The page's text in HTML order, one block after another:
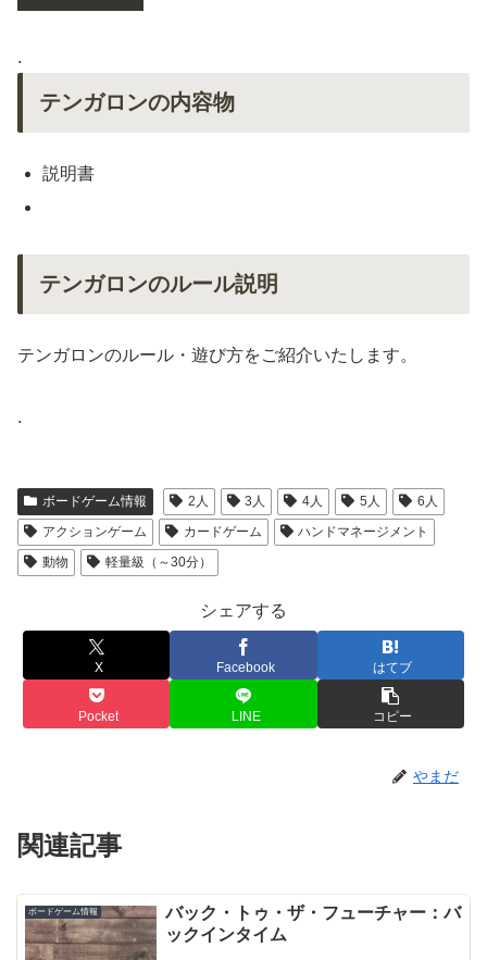
.
テンガロンの内容物
説明書
テンガロンのルール説明
テンガロンのルール・遊び方をご紹介いたします。
.
ボードゲーム情報 2人 3人 4人 5人
6人
アクションゲーム
カードゲーム
ハンドマネージメント
動物
軽量級（～30分）
シェアする
X Facebook はてブ
Pocket LINE コピー
やまだ
関連記事
ボードゲーム情報
バック・トゥ・ザ・フューチャー：バ
ックインタイム